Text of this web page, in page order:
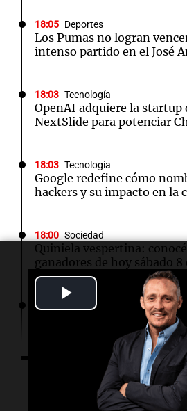
18:05 Deportes
Los Pumas no logran
intenso partido en el José
18:03 Tecnología
OpenAI adquiere la startup
NextSlide para potenciar
18:03 Tecnología
Google redefine cómo
hackers y su impacto en la
18:00 Sociedad
Quiniela vespertina:
ganadores de hoy sábado 8
17:55 Sociedad
Detuvieron en España a un
argentino acusado de
Cadena 3 Mundo
El impactante momento
sorprendió a médicos
Escuchá lo